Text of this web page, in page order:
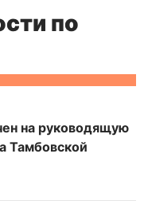
по
на руководящую
Тамбовской